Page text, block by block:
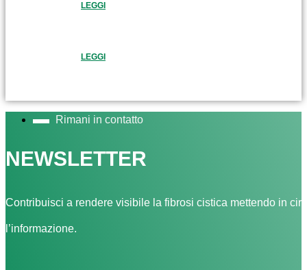
LEGGI
LEGGI
Rimani in contatto
NEWSLETTER
Contribuisci a rendere visibile la fibrosi cistica mettendo in
l’informazione.